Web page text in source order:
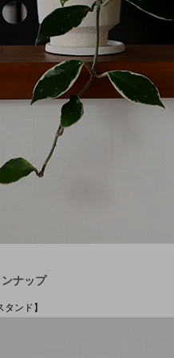
ナップ
タンド】